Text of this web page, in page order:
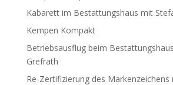
Kabarett im Bestattungshaus mit
Kempen Kompakt
Betriebsausflug beim
Grefrath
Re-Zertifizierung des Markenzeichens